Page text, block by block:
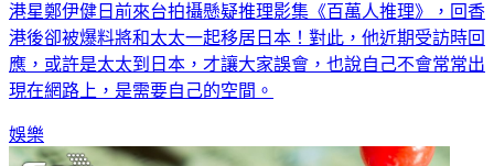
港星鄭伊健日前來台拍攝懸疑推理影集《百萬人推理》，回香
港後卻被爆料將和太太一起移居日本！對此，他近期受訪時回
應，或許是太太到日本，才讓大家誤會，也說自己不會常常出
現在網路上，是需要自己的空間。
娛樂